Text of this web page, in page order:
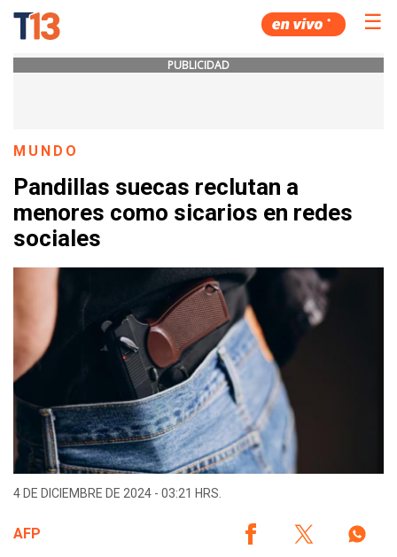
☰
PUBLICIDAD
MUNDO
Pandillas suecas reclutan a
menores como sicarios en redes
sociales
4 DE DICIEMBRE DE 2024 - 03:21 HRS.
AFP